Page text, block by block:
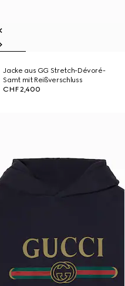
Jacke aus GG Stretch-Dévoré-
Samt mit Reißverschluss
CHF 2,400